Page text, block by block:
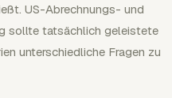
US-Abrechnungs- und
sollte tatsächlich geleistete
unterschiedliche Fragen zu